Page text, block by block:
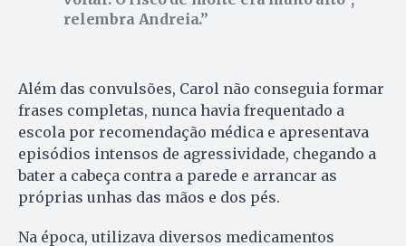
relembra Andreia.
Além das convulsões, Carol não conseguia formar
frases completas, nunca havia frequentado a
escola por recomendação médica e apresentava
episódios intensos de agressividade, chegando a
bater a cabeça contra a parede e arrancar as
próprias unhas das mãos e dos pés.
Na época, utilizava diversos medicamentos